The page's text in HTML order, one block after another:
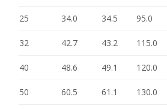
25 34.0 34.5 95.0
32 42.7 43.2 115.0
40 48.6 49.1 120.0
50 60.5 61.1 130.0